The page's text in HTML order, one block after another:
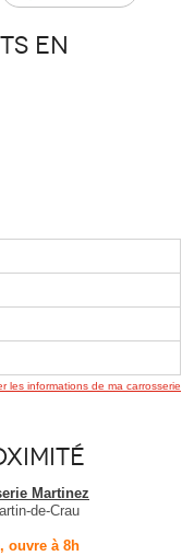
en
les informations de ma carrosserie
Martinez
de-Crau
ouvre à 8h